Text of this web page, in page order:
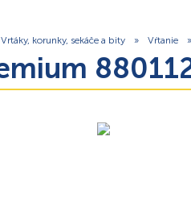
Vrtáky, korunky, sekáče a bity » Vŕtanie »